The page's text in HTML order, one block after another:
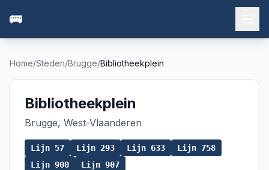
🚌
Home/Steden/Brugge/Bibliotheekplein
Bibliotheekplein
Brugge, West-Vlaanderen
Lijn 57 Lijn 293 Lijn 633 Lijn 758
Lijn 900 Lijn 907